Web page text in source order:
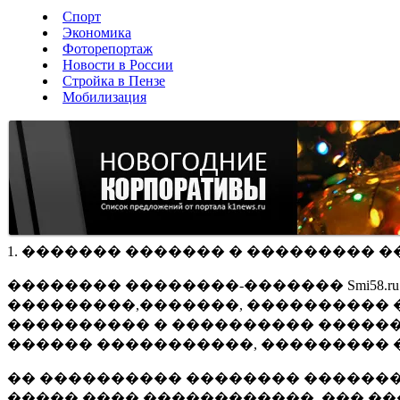
Спорт
Экономика
Фоторепортаж
Новости в России
Стройка в Пензе
Мобилизация
1. ������� ������� � ���������
�������� ��������-�������
���������,�������, ����������
���������� � ����������
������ �����������, ���������
�� ���������� ��������